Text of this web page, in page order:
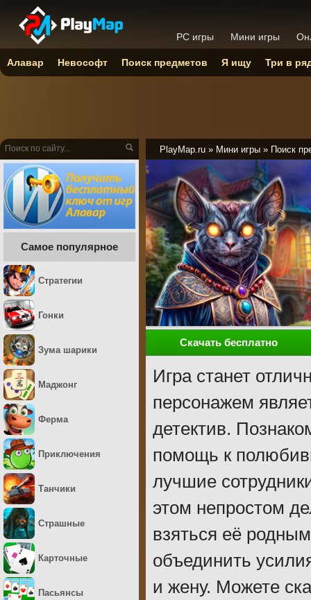
PlayMap.ru » Мини игры » Поиск
Скачать бесплатно
Игра станет
персонажем
детектив.
помощь к
лучшие
этом непростом
взяться её
объединить
и жену. Можете
Самое популярное
Стратегии
Гонки
Зума шарики
Маджонг
Ферма
Приключения
Танчики
Страшные
Карточные
Пасьянсы
PC игры Мини игры
Алавар Невософт Поиск предметов Я ищу Три в